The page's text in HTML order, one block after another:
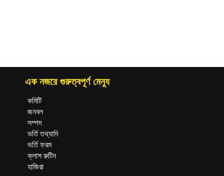
এক নজরে গুরুত্বপূর্ণ মেন্যু
কমিটি
জনবল
সম্পদ
ভর্তি তথ্যাদি
ভর্তি ফরম
ক্লাস রুটিন
হাজিরা